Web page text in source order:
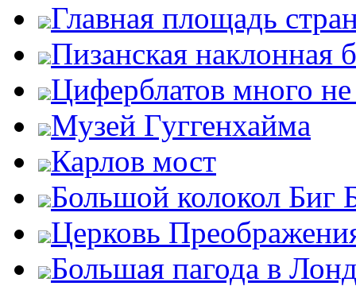
Главная площадь
Пизанская наклонная
Циферблатов много
Музей Гуггенхайма
Карлов мост
Большой колокол Биг
Церковь
Большая пагода в